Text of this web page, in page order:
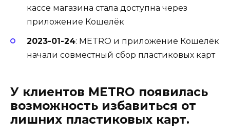
кассе магазина стала доступна через
приложение Кошелёк
2023-01-24: METRO и приложение Кошелёк
начали совместный сбор пластиковых карт
У клиентов METRO появилась
возможность избавиться от
лишних пластиковых карт.